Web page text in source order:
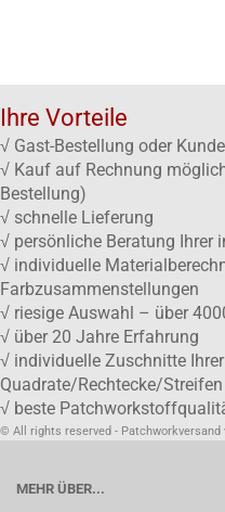
Ihre Vorteile
√ Gast-Bestellung oder
√ Kauf auf Rechnung
Bestellung)
√ schnelle Lieferung
√ persönliche Beratung Ihrer
√ individuelle
Farbzusammenstellungen
√ riesige Auswahl – über
√ über 20 Jahre Erfahrung
√ individuelle Zuschnitte
Quadrate/Rechtecke/Streifen
√ beste
© All rights reserved - Patchworkversand
MEHR ÜBER...